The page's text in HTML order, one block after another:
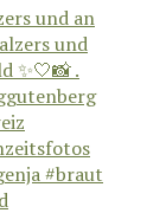
und an